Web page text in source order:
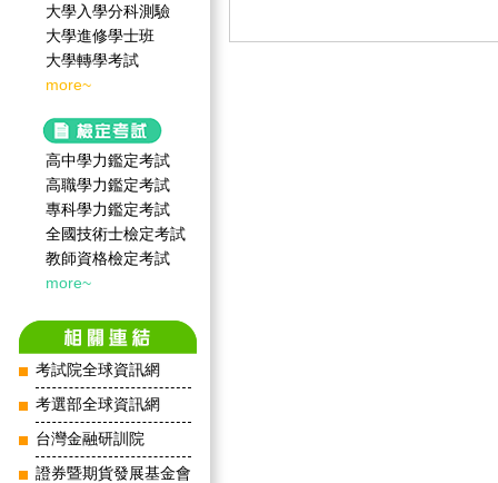
大學入學分科測驗
大學進修學士班
大學轉學考試
more~
高中學力鑑定考試
高職學力鑑定考試
專科學力鑑定考試
全國技術士檢定考試
教師資格檢定考試
more~
考試院全球資訊網
考選部全球資訊網
台灣金融研訓院
證券暨期貨發展基金會